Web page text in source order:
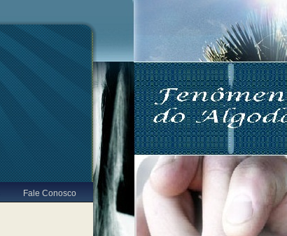
Fale Conosco